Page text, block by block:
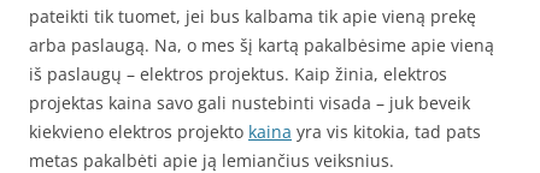
pateikti tik tuomet, jei bus kalbama tik apie vieną prekę
arba paslaugą. Na, o mes šį kartą pakalbėsime apie vieną
iš paslaugų – elektros projektus. Kaip žinia, elektros
projektas kaina savo gali nustebinti visada – juk beveik
kiekvieno elektros projekto kaina yra vis kitokia, tad pats
metas pakalbėti apie ją lemiančius veiksnius.